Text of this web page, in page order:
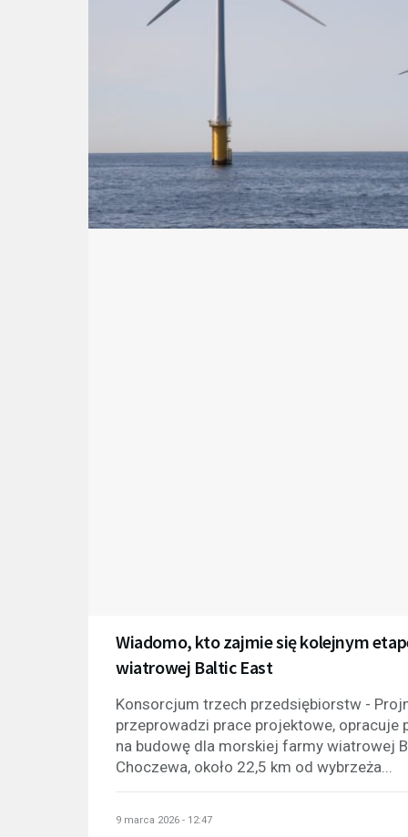
Wiadomo, kto zajmie się kolejnym
wiatrowej Baltic East
Konsorcjum trzech przedsiębiorstw -
przeprowadzi prace projektowe,
na budowę dla morskiej farmy wiatrowej
Choczewa, około 22,5 km od wybrzeża...
9 marca 2026 - 12:47